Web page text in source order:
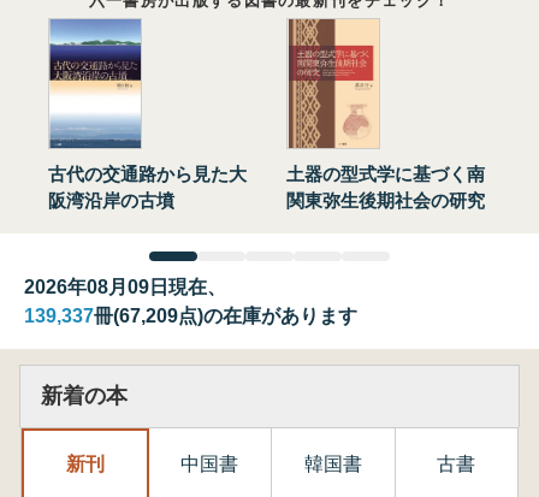
古代の交通路から見た大
阪湾沿岸の古墳
土器の型式学に基づく南
関東弥生後期社会の研究
2026年08月09日現在、
139,337冊(67,209点)の在庫があります
新着の本
新刊 中国書 韓国書 古書